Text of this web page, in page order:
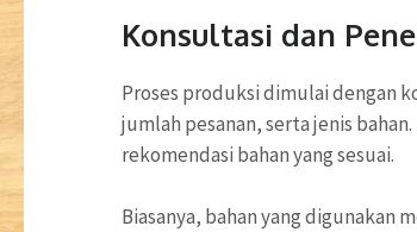
Konsultasi dan
Proses produksi dimulai dengan
jumlah pesanan, serta jenis
rekomendasi bahan yang sesuai.
Biasanya, bahan yang